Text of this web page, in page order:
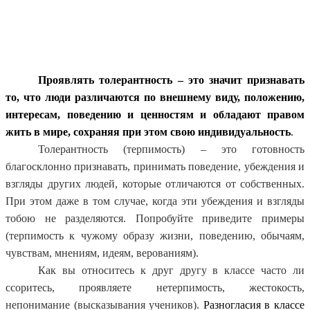
Проявлять толерантность – это значит признавать
то, что люди различаются по внешнему виду, положению,
интересам, поведению и ценностям и обладают правом
жить в мире, сохраняя при этом свою индивидуальность.
Толерантность (терпимость) – это готовность
благосклонно признавать, принимать поведение, убеждения и
взгляды других людей, которые отличаются от собственных.
При этом даже в том случае, когда эти убеждения и взгляды
тобою не разделяются. Попробуйте приведите примеры
(терпимость к чужому образу жизни, поведению, обычаям,
чувствам, мнениям, идеям, верованиям).
Как вы относитесь к друг другу в классе часто ли
ссоритесь, проявляете нетерпимость, жестокость,
непонимание (высказывания учеников). Разногласия в классе